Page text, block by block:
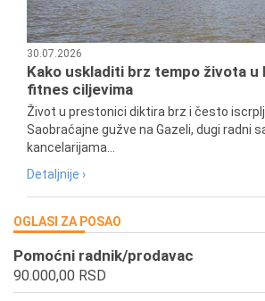
30.07.2026
Kako uskladiti brz tempo života u
fitnes ciljevima
Život u prestonici diktira brz i često
Saobraćajne gužve na Gazeli, dugi radni
kancelarijama...
Detaljnije ›
OGLASI ZA POSAO
Pomoćni radnik/prodavac
90.000,00 RSD